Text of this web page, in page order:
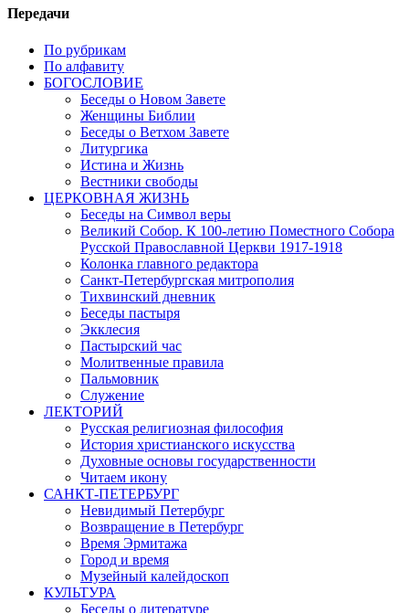
Передачи
По рубрикам
По алфавиту
БОГОСЛОВИЕ
Беседы о Новом Завете
Женщины Библии
Беседы о Ветхом Завете
Литургика
Истина и Жизнь
Вестники свободы
ЦЕРКОВНАЯ ЖИЗНЬ
Беседы на Символ веры
Великий Собор. К 100-летию Поместного Собора
Русской Православной Церкви 1917-1918
Колонка главного редактора
Санкт-Петербургская митрополия
Тихвинский дневник
Беседы пастыря
Экклесия
Пастырский час
Молитвенные правила
Пальмовник
Служение
ЛЕКТОРИЙ
Русская религиозная философия
История христианского искусства
Духовные основы государственности
Читаем икону
САНКТ-ПЕТЕРБУРГ
Невидимый Петербург
Возвращение в Петербург
Время Эрмитажа
Город и время
Музейный калейдоскоп
КУЛЬТУРА
Беседы о литературе